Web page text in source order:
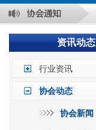
资讯动态
行业资讯
协会动态
协会新闻